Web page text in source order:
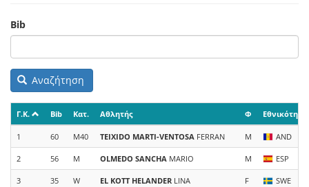
Bib
Αναζήτηση
Γ.Κ. Bib Κατ. Αθλητής Φ Εθνικότητα
1 60 M40 TEIXIDO MARTI-VENTOSA FERRAN M AND
2 56 M OLMEDO SANCHA MARIO M ESP
3 35 W EL KOTT HELANDER LINA F SWE